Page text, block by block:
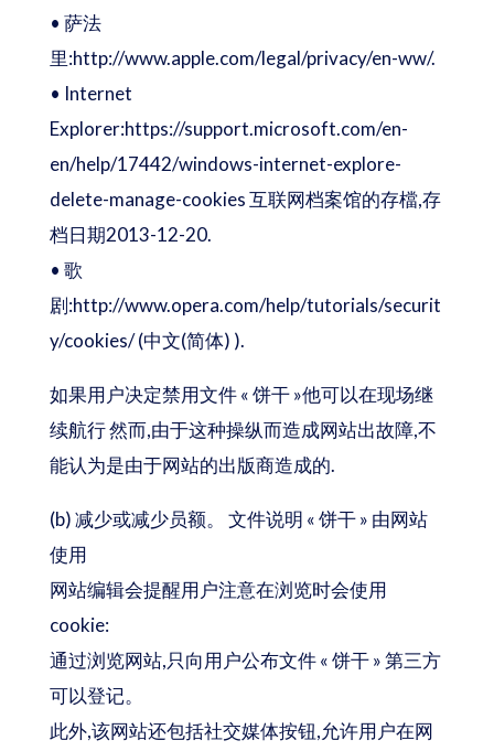
• 萨法
里:http://www.apple.com/legal/privacy/en-ww/.
• Internet
Explorer:https://support.microsoft.com/en-
en/help/17442/windows-internet-explore-
delete-manage-cookies 互联网档案馆的存檔,存
档日期2013-12-20.
• 歌
剧:http://www.opera.com/help/tutorials/securit
y/cookies/ (中文(简体) ).
如果用户决定禁用文件 « 饼干 »他可以在现场继
续航行 然而,由于这种操纵而造成网站出故障,不
能认为是由于网站的出版商造成的.
(b) 减少或减少员额。 文件说明 « 饼干 » 由网站
使用
网站编辑会提醒用户注意在浏览时会使用
cookie:
通过浏览网站,只向用户公布文件 « 饼干 » 第三方
可以登记。
此外,该网站还包括社交媒体按钮,允许用户在网